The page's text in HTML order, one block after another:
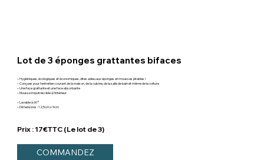
Lot de 3 éponges grattantes bifaces
– Hygiéniques, écologiques et économiques, dites adieu aux éponges en mousses jetables !
– Conçues pour l'entretien courant de la maison, de la cuisine, de la salle de bain et même de la voiture
– Une face grattante et une face absorbante
– Mousse imputrescible à l'intérieur
– Lavable à 60°
– Dimensions : 12,5cm x 9cm
Prix : 17€TTC (Le lot de 3)
COMMANDEZ